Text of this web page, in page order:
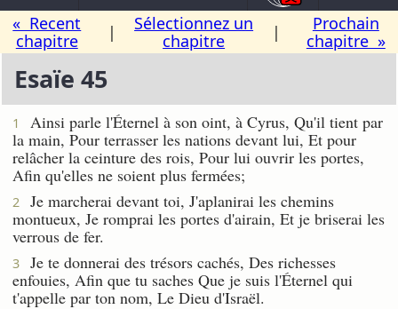
« Recent
chapitre
|
Sélectionnez un
chapitre
|
Prochain
chapitre »
Esaïe 45
1
Ainsi parle l'Éternel à son oint, à Cyrus, Qu'il tient par
la main, Pour terrasser les nations devant lui, Et pour
relâcher la ceinture des rois, Pour lui ouvrir les portes,
Afin qu'elles ne soient plus fermées;
2
Je marcherai devant toi, J'aplanirai les chemins
montueux, Je romprai les portes d'airain, Et je briserai les
verrous de fer.
3
Je te donnerai des trésors cachés, Des richesses
enfouies, Afin que tu saches Que je suis l'Éternel qui
t'appelle par ton nom, Le Dieu d'Israël.